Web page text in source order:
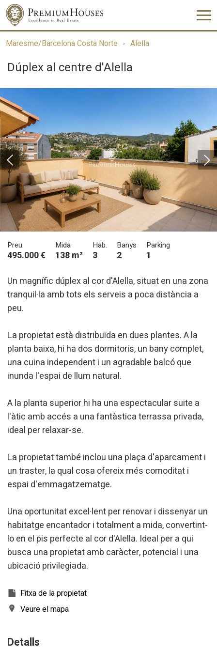
Maresme/Barcelona Costa Norte Alella
Dúplex al centre d'Alella
Preu
495.000 €
Mida
138 m²
Hab.
3
Banys
2
Parking
1
Un magnífic dúplex al cor d'Alella, situat en una zona
tranquil·la amb tots els serveis a poca distància a
peu.
La propietat està distribuïda en dues plantes. A la
planta baixa, hi ha dos dormitoris, un bany complet,
una cuina independent i un agradable balcó que
inunda l'espai de llum natural.
A la planta superior hi ha una espectacular suite a
l'àtic amb accés a una fantàstica terrassa privada,
ideal per relaxar-se.
La propietat també inclou una plaça d'aparcament i
un traster, la qual cosa ofereix més comoditat i
espai d'emmagatzematge.
Una oportunitat excel·lent per renovar i dissenyar un
habitatge encantador i totalment a mida, convertint-
lo en el pis perfecte al cor d'Alella. Ideal per a qui
busca una propietat amb caràcter, potencial i una
ubicació privilegiada.
Fitxa de la propietat
Veure el mapa
Detalls
Modificar cookies